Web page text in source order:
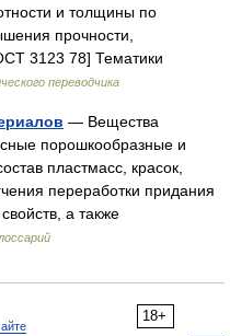
и толщины по
прочности,
3123 78] Тематики
переводчика
— Вещества
порошкообразные и
пластмасс, красок,
переработки придания
а также
18+